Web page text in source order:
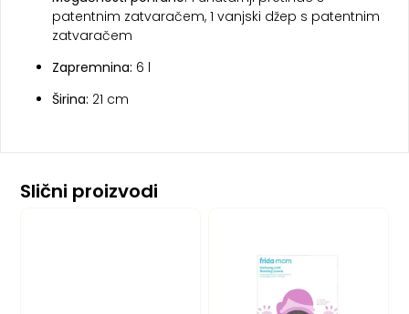
patentnim zatvaračem, 1 vanjski džep s patentnim
zatvaračem
Zapremnina: 6 l
Širina: 21 cm
Slični proizvodi